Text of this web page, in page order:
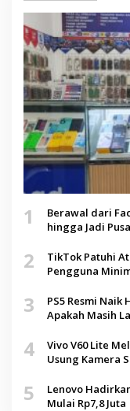
1
Berawal dari
hingga Jadi
2
TikTok Patuhi
Pengguna
3
PS5 Resmi Naik
Apakah Masih
4
Vivo V60 Lite
Usung Kamera
5
Lenovo
Mulai Rp7,8 Juta